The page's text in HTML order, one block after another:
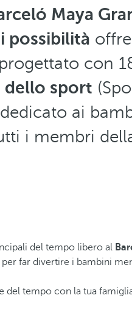
Maya
possibilità
con
dello sport
dedicato ai
i membri
del tempo libero al
far divertire i bambini
del tempo con la tua